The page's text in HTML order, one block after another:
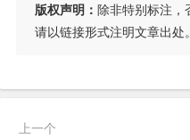
版权声明： 除非特别标注，
请以链接形式注明文章出处。
上一个